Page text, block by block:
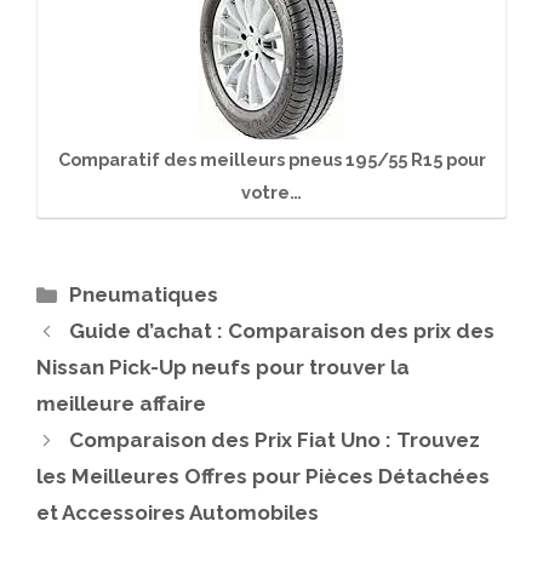
Comparatif des meilleurs pneus 195/55 R15 pour
votre…
Catégories
Pneumatiques
Guide d’achat : Comparaison des prix des
Nissan Pick-Up neufs pour trouver la
meilleure affaire
Comparaison des Prix Fiat Uno : Trouvez
les Meilleures Offres pour Pièces Détachées
et Accessoires Automobiles